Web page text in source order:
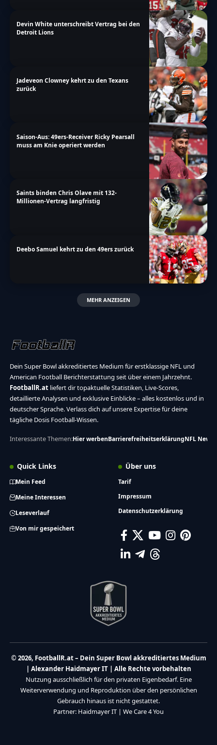
Devin White unterschreibt Vertrag bei den
Detroit Lions
Jadeveon Clowney kehrt zu den Texans
zurück
Saison-Aus: 49ers-Receiver Ricky Pearsall
muss am Knie operiert werden
Saints binden Chris Olave mit 132-
Millionen-Vertrag langfristig
Deebo Samuel kehrt zu den 49ers zurück
MEHR ANZEIGEN
Dein Super Bowl akkreditiertes Medium für erstklassige NFL und
American Football Berichterstattung seit über einem Jahrzehnt.
FootballR.at liefert dir topaktuelle Statistiken, Live-Scores,
detaillierte Analysen und exklusive Einblicke – alles kostenlos und in
deutscher Sprache. Verlass dich auf unsere Expertise für deine
tägliche Dosis Football-Wissen.
Interessante Themen:Hier werbenBarrierefreiheitserklärungNFL News
Quick Links
Mein Feed
Meine Interessen
Leseverlauf
Von mir gespeichert
Über uns
Tarif
Impressum
Datenschutzerklärung
© 2026, FootballR.at – Dein Super Bowl akkreditiertes Medium
| Alexander Haidmayer IT | Alle Rechte vorbehalten
Nutzung ausschließlich für den privaten Eigenbedarf. Eine
Weiterverwendung und Reproduktion über den persönlichen
Gebrauch hinaus ist nicht gestattet.
Partner: Haidmayer IT | We Care 4 You